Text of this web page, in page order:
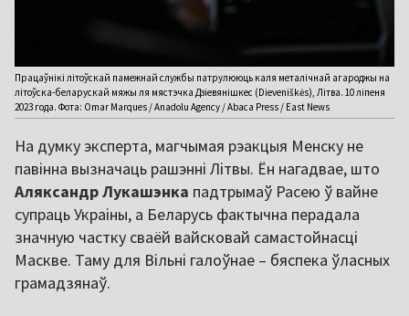
Працаўнікі літоўскай памежнай службы патрулююць каля металічнай агароджы на
літоўска-беларускай мяжы ля мястэчка Дзіевянішкес (Dieveniškės), Літва. 10 ліпеня
2023 года. Фота: Omar Marques / Anadolu Agency / Abaca Press / East News
На думку эксперта, магчымая рэакцыя Менску не
павінна вызначаць рашэнні Літвы. Ён нагадвае, што
Аляксандр Лукашэнка падтрымаў Расею ў вайне
супраць Украіны, а Беларусь фактычна перадала
значную частку сваёй вайсковай самастойнасці
Маскве. Таму для Вільні галоўнае – бяспека ўласных
грамадзянаў.